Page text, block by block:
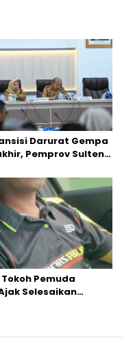
Darurat Gempa
Pemprov Sulteng
Tokoh Pemuda
Selesaikan